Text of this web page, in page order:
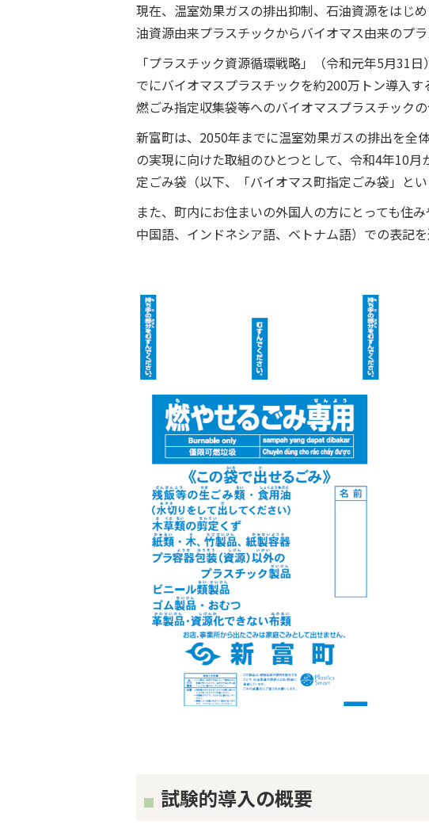
現在、温室効果ガスの排出抑制、石油資源をはじ
油資源由来プラスチックからバイオマス由来のプ
「プラスチック資源循環戦略」（令和元年5月31
でにバイオマスプラスチックを約200万トン導入
燃ごみ指定収集袋等へのバイオマスプラスチック
新富町は、2050年までに温室効果ガスの排出を全
の実現に向けた取組のひとつとして、令和4年10
定ごみ袋（以下、「バイオマス町指定ごみ袋」と
また、町内にお住まいの外国人の方にとっても住
中国語、インドネシア語、ベトナム語）での表記を
試験的導入の概要